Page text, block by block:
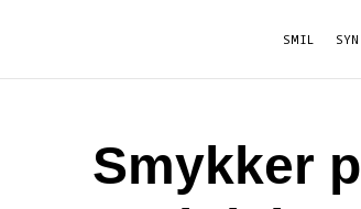
SMIL SYN
Smykker